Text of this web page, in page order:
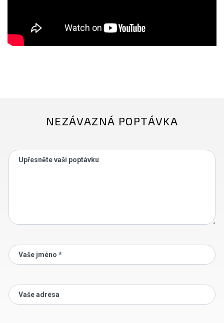
NEZÁVAZNÁ POPTÁVKA
Upřesněte vaši poptávku
Vaše jméno *
Vaše adresa